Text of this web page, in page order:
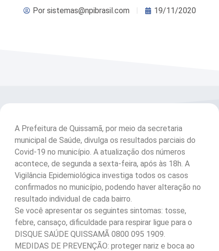
Porsistemas@npibrasil.com 19/11/2020
A Prefeitura de Quissamã, por meio da secretaria
municipal de Saúde, divulga os resultados parciais do
Covid-19 no município. A atualização dos números
acontece, de segunda a sexta-feira, após às 18h. A
Vigilância Epidemiológica investiga todos os casos
confirmados no município, podendo haver alteração no
resultado individual de cada bairro.
Se você apresentar os seguintes sintomas: tosse,
febre, cansaço, dificuldade para respirar ligue para o
DISQUE SAÚDE QUISSAMÃ 0800 095 1909.
MEDIDAS DE PREVENÇÃO: proteger nariz e boca ao